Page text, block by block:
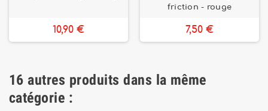
10,90 €
friction - rouge
7,50 €
16 autres produits dans la même
catégorie :